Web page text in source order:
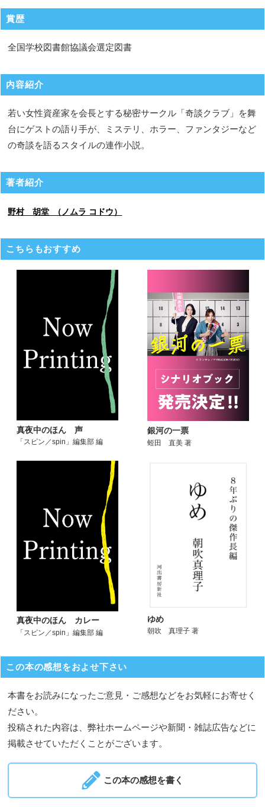
賞歴
全国学校図書館協議会選定図書
内容紹介
若い女性資産家を会長とする秘密サークル「奇談クラブ」を舞
台にゲストの語り手が、ミステリ、ホラー、ファンタジーなど
の奇談を語るスタイルの連作小説。
著者紹介
野村 胡堂 （ノムラ コドウ）
こちらもおすすめ
真夜中のほん 声
「スピン／spin」編集部 編
銀河の一票
蛭田 直美 著
真夜中のほん カレー
「スピン／spin」編集部 編
ゆめ
朝吹 真理子 著
この本の感想をおよせ下さい
本書をお読みになったご意見・ご感想などをお気軽にお寄せく
ださい。
投稿された内容は、弊社ホームページや新聞・雑誌広告などに
掲載させていただくことがございます。
この本の感想を書く